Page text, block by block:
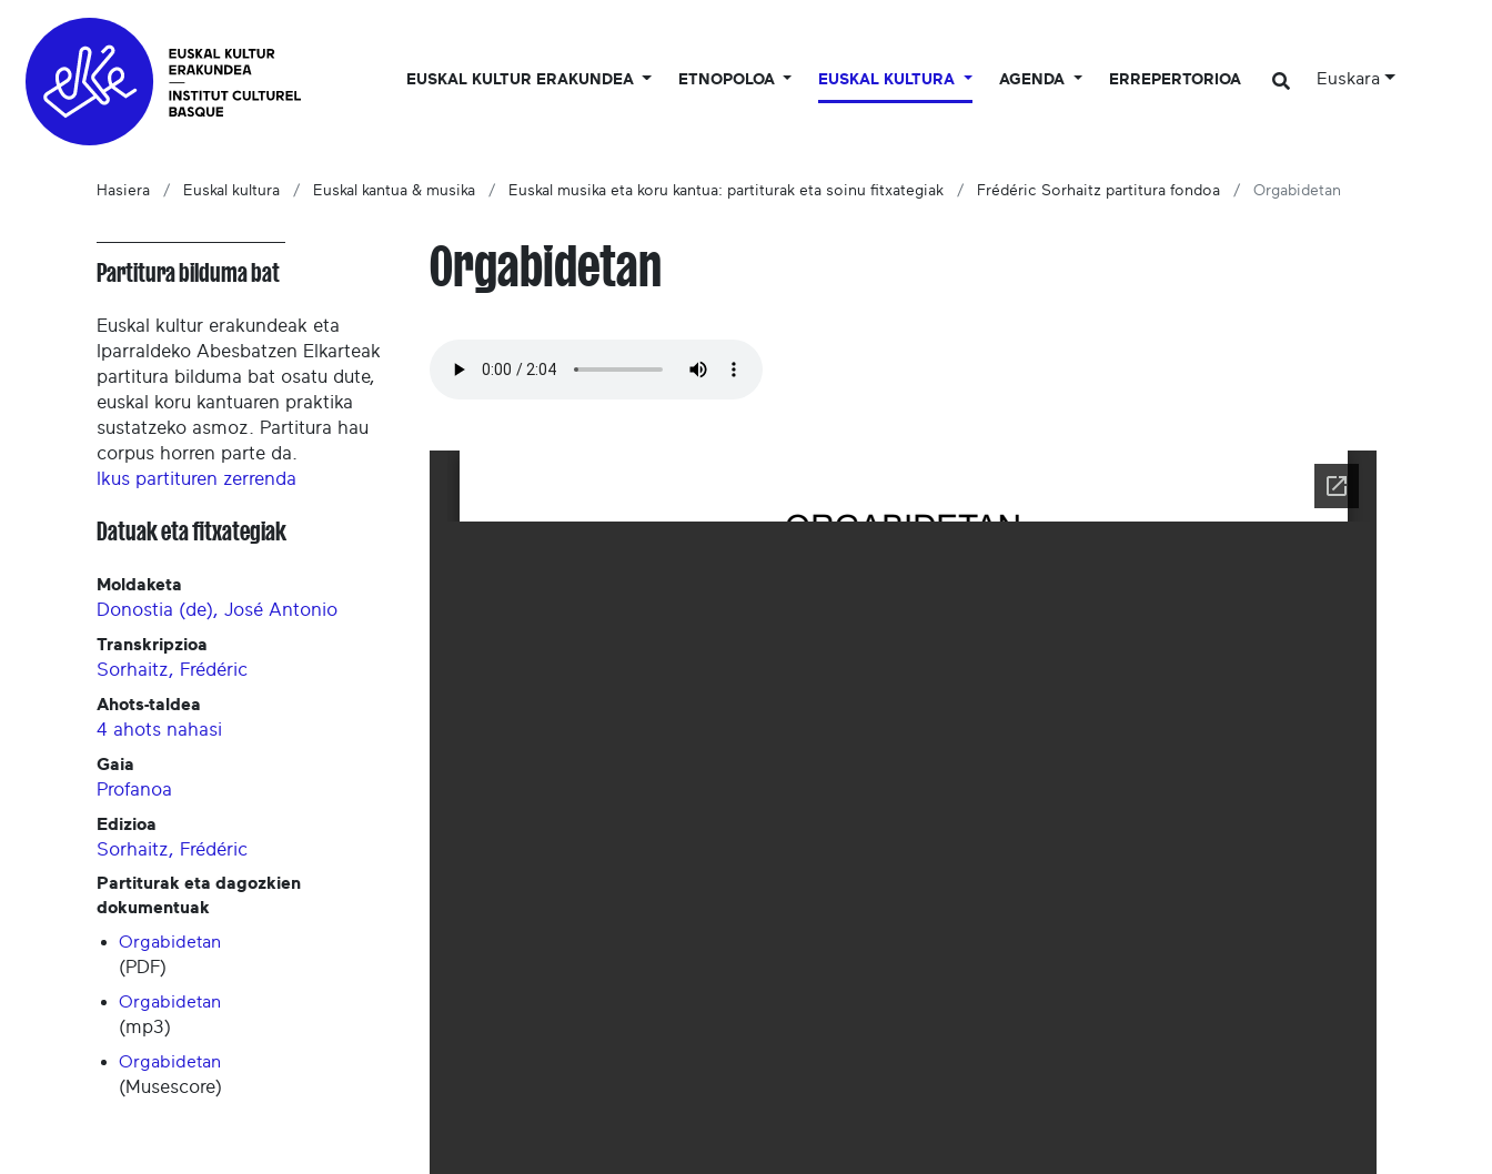
EUSKAL KULTUR ERAKUNDEA ETNOPOLOA EUSKAL KULTURA AGENDA ERREPERTORIOA Euskara
Hasiera Euskal kultura Euskal kantua & musika Euskal musika eta koru kantua: partiturak eta soinu fitxategiak Frédéric Sorhaitz partitura fondoa Orgabidetan
Partitura bilduma bat
Euskal kultur erakundeak eta
Iparraldeko Abesbatzen Elkarteak
partitura bilduma bat osatu dute,
euskal koru kantuaren praktika
sustatzeko asmoz. Partitura hau
corpus horren parte da.
Ikus partituren zerrenda
Datuak eta fitxategiak
Moldaketa
Donostia (de), José Antonio
Transkripzioa
Sorhaitz, Frédéric
Ahots-taldea
4 ahots nahasi
Gaia
Profanoa
Edizioa
Sorhaitz, Frédéric
Partiturak eta dagozkien
dokumentuak
Orgabidetan
(PDF)
Orgabidetan
(mp3)
Orgabidetan
(Musescore)
Orgabidetan